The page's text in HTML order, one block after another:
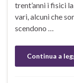
trent’anni i fisici
vari, alcuni che
scendono …
Continua a